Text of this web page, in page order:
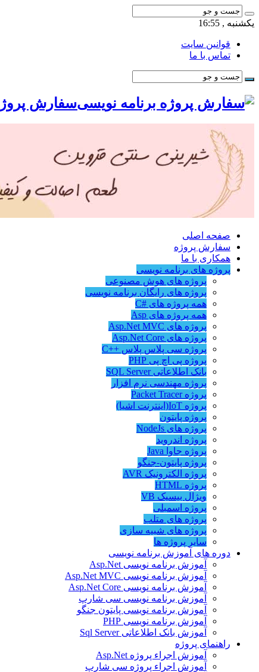
یکشنبه , 16:55
قوانین سایت
تماس با ما
سفارش
صفحه اصلی
سفارش پروژه
همکاری با ما
پروژه های برنامه نویسی
پروژه های هوش مصنوعی
پروژه های رایگان برنامه نویسی
همه پروژه های #C
همه پروژه های Asp
پروژه های Asp.Net MVC
پروژه های Asp.Net Core
پروژه سی پلاس پلاس ++C
پروژه پی اچ پی PHP
بانک اطلاعاتی SQL Server
پروژه مهندسی نرم افزار
پروژه Packet Tracer
پروژه IoT(اینترنت اشیا)
پروژه پایتون
پروژه های NodeJs
پروژه اندروید
پروژه جاوا Java
پروژه پایتون-جنگو
پروژه الکترونیک AVR
پروژه HTML
ویژال بیسیک VB
پروژه اسمبلی
پروژه های متلب
پروژه های شبیه سازی
سایر پروژه ها
دوره های آموزش برنامه نویسی
آموزش برنامه نویسی Asp.Net
آموزش برنامه نویسی Asp.Net MVC
آموزش برنامه نویسی Asp.Net Core
آموزش برنامه نویسی سی شارپ
آموزش برنامه نویسی پایتون جنگو
آموزش برنامه نویسی PHP
آموزش بانک اطلاعاتی Sql Server
راهنمای پروژه
آموزش اجراء پروژه Asp.Net
آموزش اجراء پروژه سی شارپ